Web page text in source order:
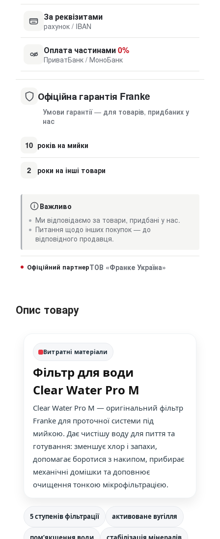
За реквізитами
рахунок / IBAN
Оплата частинами0%
ПриватБанк / МоноБанк
Офіційна гарантія Franke
Умови гарантії — для товарів, придбаних у
нас
10 років на мийки
2 роки на інші товари
Важливо
Ми відповідаємо за товари, придбані у нас.
Питання щодо інших покупок — до
відповідного продавця.
Офіційний партнерТОВ «Франке Україна»
Опис товару
Витратні матеріали
Фільтр для води
Clear Water Pro M
Clear Water Pro M — оригінальний фільтр
Franke для проточної системи під
мийкою. Дає чистішу воду для пиття та
готування: зменшує хлор і запахи,
допомагає боротися з накипом, прибирає
механічні домішки та доповнює
очищення тонкою мікрофільтрацією.
5 ступенів фільтрації активоване вугілля